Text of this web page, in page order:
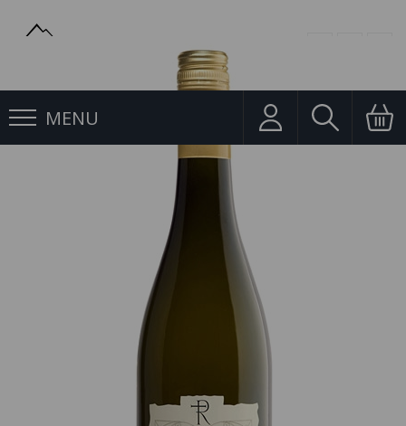
MENU
Prosecco Frizzante DOC 0,75l Teresa Rizzi
Prosecco Frizzante DOC 0,75l Teresa